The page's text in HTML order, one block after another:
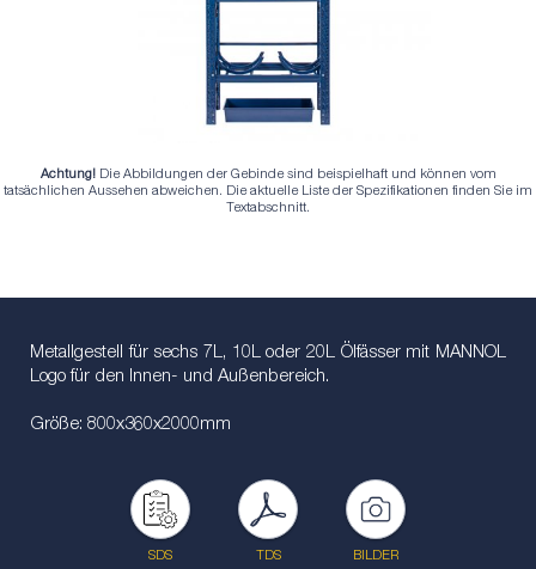
Achtung! Die Abbildungen der Gebinde sind beispielhaft und können vom
tatsächlichen Aussehen abweichen. Die aktuelle Liste der Spezifikationen finden Sie im
Textabschnitt.
Metallgestell für sechs 7L, 10L oder 20L Ölfässer mit MANNOL
Logo für den Innen- und Außenbereich.
Größe: 800x360x2000mm
SDS TDS BILDER